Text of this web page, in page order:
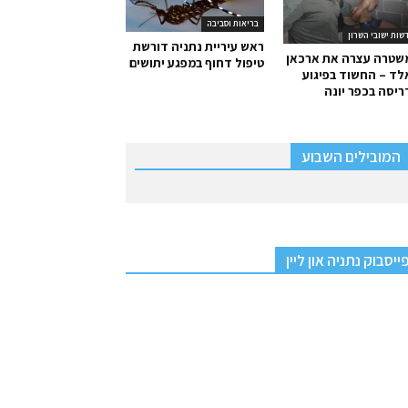
בריאות וסביבה
ראש עיריית נתניה דורשת
טיפול דחוף במפגע יתושים
ישובי השרון
עצרה את ארכאן
– החשוד בפיגוע
בכפר יונה
המובילים השבוע
פייסבוק נתניה און ליין